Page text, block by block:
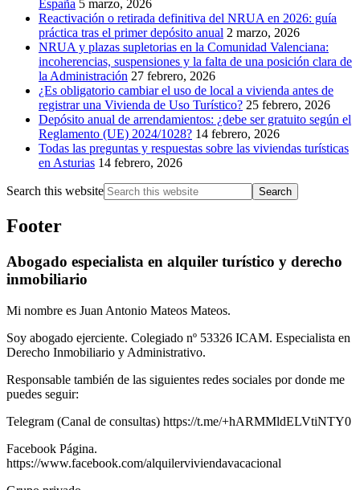
España 5 marzo, 2026
Reactivación o retirada definitiva del NRUA en 2026: guía
práctica tras el primer depósito anual 2 marzo, 2026
NRUA y plazas supletorias en la Comunidad Valenciana:
incoherencias, suspensiones y la falta de una posición clara de
la Administración 27 febrero, 2026
¿Es obligatorio cambiar el uso de local a vivienda antes de
registrar una Vivienda de Uso Turístico? 25 febrero, 2026
Depósito anual de arrendamientos: ¿debe ser gratuito según el
Reglamento (UE) 2024/1028? 14 febrero, 2026
Todas las preguntas y respuestas sobre las viviendas turísticas
en Asturias 14 febrero, 2026
Search this website
Footer
Abogado especialista en alquiler turístico y derecho
inmobiliario
Mi nombre es Juan Antonio Mateos Mateos.
Soy abogado ejerciente. Colegiado nº 53326 ICAM. Especialista en
Derecho Inmobiliario y Administrativo.
Responsable también de las siguientes redes sociales por donde me
puedes seguir:
Telegram (Canal de consultas) https://t.me/+hARMMldELVtiNTY0
Facebook Página.
https://www.facebook.com/alquilerviviendavacacional